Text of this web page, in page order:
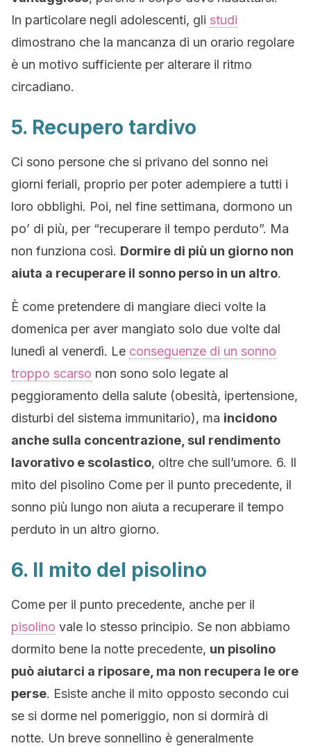
In particolare negli adolescenti, gli studi
dimostrano che la mancanza di un orario regolare
è un motivo sufficiente per alterare il ritmo
circadiano.
5. Recupero tardivo
Ci sono persone che si privano del sonno nei
giorni feriali, proprio per poter adempiere a tutti i
loro obblighi. Poi, nel fine settimana, dormono un
po’ di più, per “recuperare il tempo perduto”. Ma
non funziona così. Dormire di più un giorno non
aiuta a recuperare il sonno perso in un altro.
È come pretendere di mangiare dieci volte la
domenica per aver mangiato solo due volte dal
lunedì al venerdì. Le conseguenze di un sonno
troppo scarso non sono solo legate al
peggioramento della salute (obesità, ipertensione,
disturbi del sistema immunitario), ma incidono
anche sulla concentrazione, sul rendimento
lavorativo e scolastico, oltre che sull’umore. 6. Il
mito del pisolino Come per il punto precedente, il
sonno più lungo non aiuta a recuperare il tempo
perduto in un altro giorno.
6. Il mito del pisolino
Come per il punto precedente, anche per il
pisolino vale lo stesso principio. Se non abbiamo
dormito bene la notte precedente, un pisolino
può aiutarci a riposare, ma non recupera le ore
perse. Esiste anche il mito opposto secondo cui
se si dorme nel pomeriggio, non si dormirà di
notte. Un breve sonnellino è generalmente